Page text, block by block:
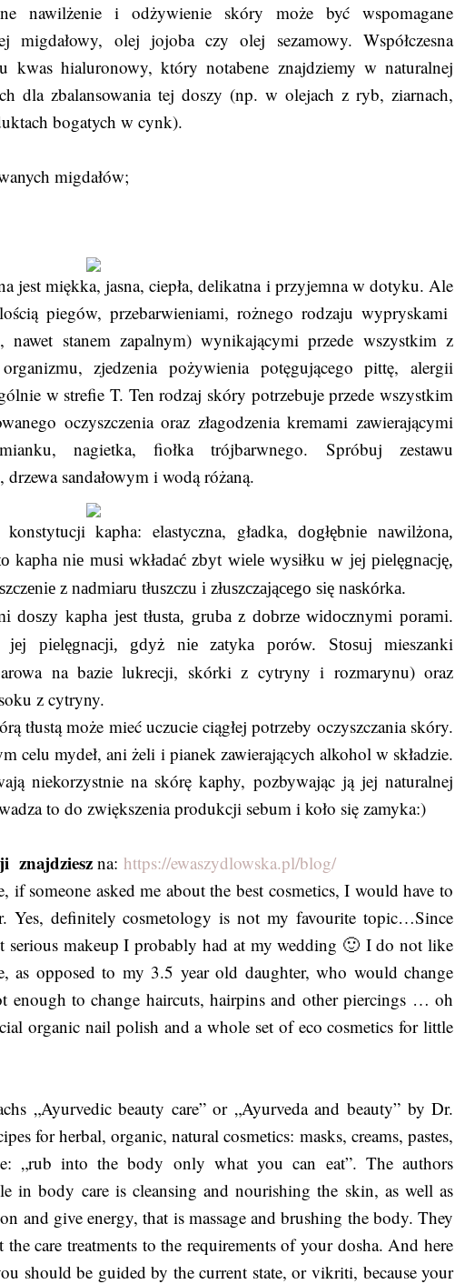
nawilżenie i odżywienie skóry może być wspomagane
migdałowy, olej jojoba czy olej sezamowy. Współczesna
kwas hialuronowy, który notabene znajdziemy w naturalnej
dla zbalansowania tej doszy (np. w olejach z ryb, ziarnach,
bogatych w cynk).
migdałów;
jest miękka, jasna, ciepła, delikatna i przyjemna w dotyku. Ale
piegów, przebarwieniami, rożnego rodzaju wypryskami
nawet stanem zapalnym) wynikającymi przede wszystkim z
zjedzenia pożywienia potęgującego pittę, alergii
w strefie T. Ten rodzaj skóry potrzebuje przede wszystkim
oczyszczenia oraz złagodzenia kremami zawierającymi
nagietka, fiołka trójbarwnego. Spróbuj zestawu
sandałowym i wodą różaną.
kapha: elastyczna, gładka,dogłębnie nawilżona,
kapha nie musi wkładać zbyt wiele wysiłku w jej pielęgnację,
z nadmiaru tłuszczu i złuszczającego się naskórka.
doszy kapha jest tłusta, gruba z dobrze widocznymi porami.
jej pielęgnacji, gdyż nie zatyka porów. Stosujmieszanki
na bazie lukrecji, skórki z cytryny i rozmarynu) oraz
z cytryny.
tłustą może mieć uczucie ciągłej potrzeby oczyszczania skóry.
celu mydeł, ani żeli i pianek zawierających alkohol w składzie.
niekorzystnie na skórę kaphy, pozbywając ją jej naturalnej
to do zwiększenia produkcji sebum i koło się zamyka:)
znajdzieszna:https://ewaszydlowska.pl/blog/
someone asked me about the best cosmetics, I would have to
Yes, definitely cosmetology is not my favourite topic…Since
serious makeup I probably had at my wedding 🙂 I do not like
as opposed to my 3.5 year old daughter, who would change
enough to change haircuts, hairpins and other piercings … oh
organic nail polish and a whole set of eco cosmetics for little
„Ayurvedic beauty care” or „Ayurveda and beauty” by Dr.
for herbal, organic, natural cosmetics: masks, creams, pastes,
„rub into the body only what you can eat”. The authors
in body care is cleansing and nourishing the skin, as well as
and give energy, that is massage and brushing the body. They
care treatments to the requirements of your dosha. And here
should be guided by the current state, or vikriti, because your